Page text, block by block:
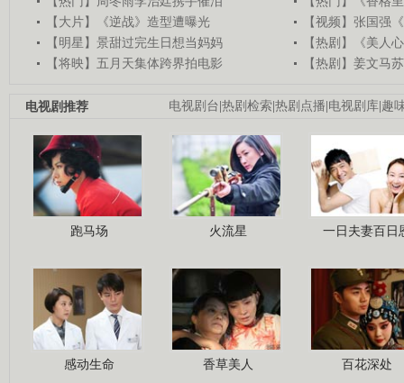
【大片】《逆战》造型遭曝光
【视频】张国强
【明星】景甜过完生日想当妈妈
【热剧】《美人
【将映】五月天集体跨界拍电影
【热剧】姜文马
电视剧台|热剧检索|热剧点播|电视剧库|趣
电视剧推荐
跑马场 火流星 一日夫妻百日
感动生命 香草美人 百花深处